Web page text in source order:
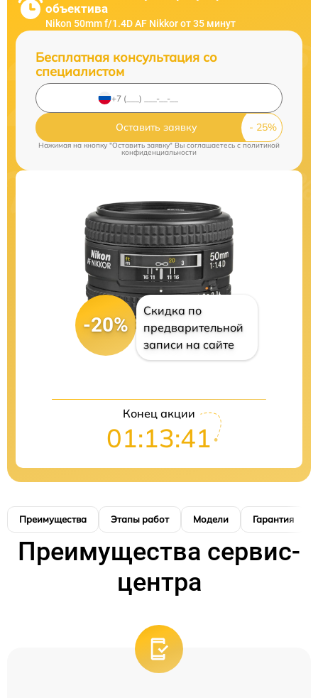
объектива
Nikon 50mm f/1.4D AF Nikkor от 35 минут
Бесплатная консультация со
специалистом
Оставить заявку
Нажимая на кнопку "Оставить заявку" Вы соглашаетесь cполитикой
конфиденциальности
-20%
Скидка по
предварительной
записи на сайте
Конец акции
01:13:40
Преимущества Этапы работ Модели Гарантия
Преимущества сервис-
центра